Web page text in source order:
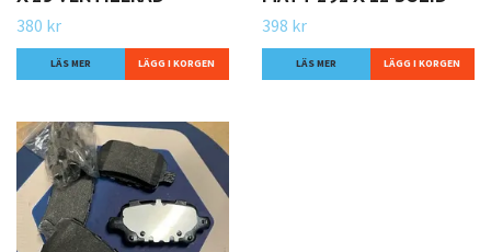
380 kr
LÄS MER
398 kr
LÄS MER